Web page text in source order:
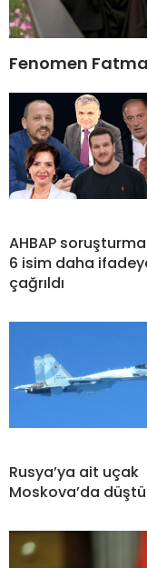
Fenomen
AHBAP
6 isim daha
çağrıldı
Rusya’ya ait uçak
Moskova’da düştü